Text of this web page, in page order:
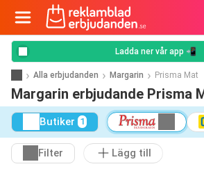
Ladda ner vår app 📲
Alla erbjudanden Margarin Prisma Mat
Margarin erbjudande Prisma
Butiker 1
Filter Lägg till